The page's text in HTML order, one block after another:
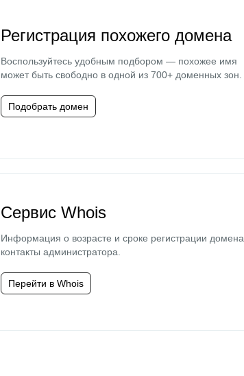
Регистрация похожего домена
Воспользуйтесь удобным подбором — похожее имя
может быть свободно в одной из 700+ доменных зон.
Подобрать домен
Сервис Whois
Информация о возрасте и сроке регистрации домена,
контакты администратора.
Перейти в Whois